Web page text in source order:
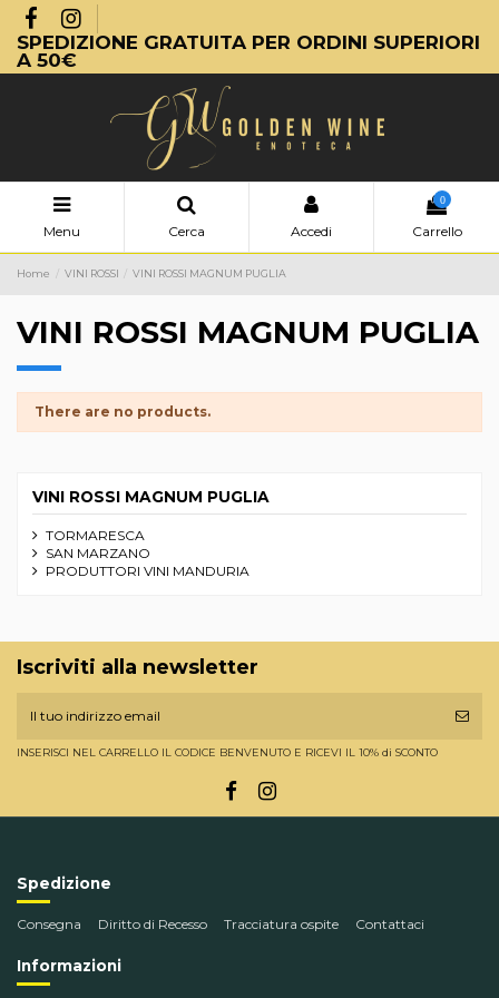
SPEDIZIONE GRATUITA PER ORDINI SUPERIORI
A 50€
Menu Cerca Accedi
0
Carrello
Home VINI ROSSI VINI ROSSI MAGNUM PUGLIA
VINI ROSSI MAGNUM PUGLIA
There are no products.
VINI ROSSI MAGNUM PUGLIA
TORMARESCA
SAN MARZANO
PRODUTTORI VINI MANDURIA
Iscriviti alla newsletter
INSERISCI NEL CARRELLO IL CODICE BENVENUTO E RICEVI IL 10% di SCONTO
Spedizione
Consegna Diritto di Recesso Tracciatura ospite Contattaci
Informazioni